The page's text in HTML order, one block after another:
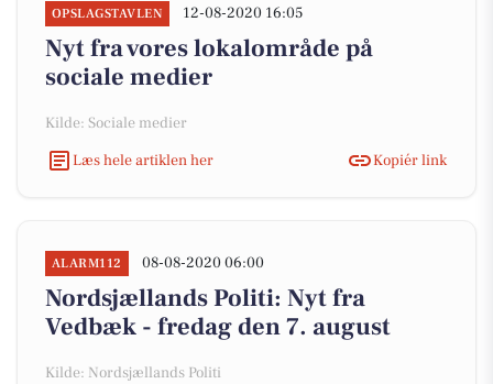
OPSLAGSTAVLEN 12-08-2020 16:05
Nyt fra vores lokalområde på
sociale medier
Kilde: Sociale medier
Læs hele artiklen her
Kopiér link
ALARM112 08-08-2020 06:00
Nordsjællands Politi: Nyt fra
Vedbæk - fredag den 7. august
Kilde: Nordsjællands Politi